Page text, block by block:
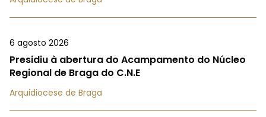
6 agosto 2026
Presidiu à abertura do Acampamento do Núcleo
Regional de Braga do C.N.E
Arquidiocese de Braga